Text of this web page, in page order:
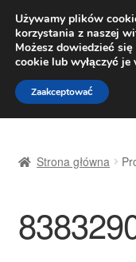
Pn.-pt.
Przejdź
do
nawigacji
Przejdź
do
treści
Dostawa
Dostawa na cały
Strona główna
Używamy plików
korzystania z naszej
Możesz dowiedzieć
cookie lub wyłączyć je
Zaakceptować